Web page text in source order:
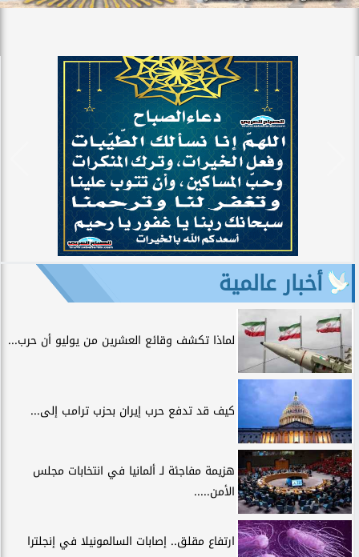
أخبار عالمية
لماذا تكشف وقائع العشرين من يوليو أن حرب...
كيف قد تدفع حرب إيران بحزب ترامب إلى...
هزيمة مفاجئة لـ ألمانيا في انتخابات مجلس
الأمن.....
ارتفاع مقلق.. إصابات السالمونيلا في إنجلترا